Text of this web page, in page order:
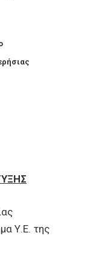
Υ.Ε. της